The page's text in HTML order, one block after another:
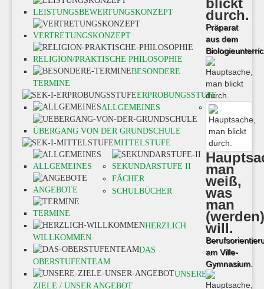
blickt
durch.
Präparat
aus dem
man
weiß,
was
man
(werden)
will.
am Ville-
Gymnasium.
LEISTUNGSBEWERTUNGSKONZEPT
VERTRETUNGSKONZEPT
RELIGION/PRAKTISCHE PHILOSOPHIE
BESONDERE
TERMINE
ERPROBUNGSSTUFE
ALLGEMEINES
ÜBERGANG VON DER GRUNDSCHULE
SEK I -
MITTELSTUFE
ALLGEMEINES
ANGEBOTE
TERMINE
SEKUNDARSTUFE II
HERZLICH
WILLKOMMEN
DAS
OBERSTUFENTEAM
UNSERE
ZIELE / UNSER ANGEBOT
FÄCHER
SCHULBÜCHER